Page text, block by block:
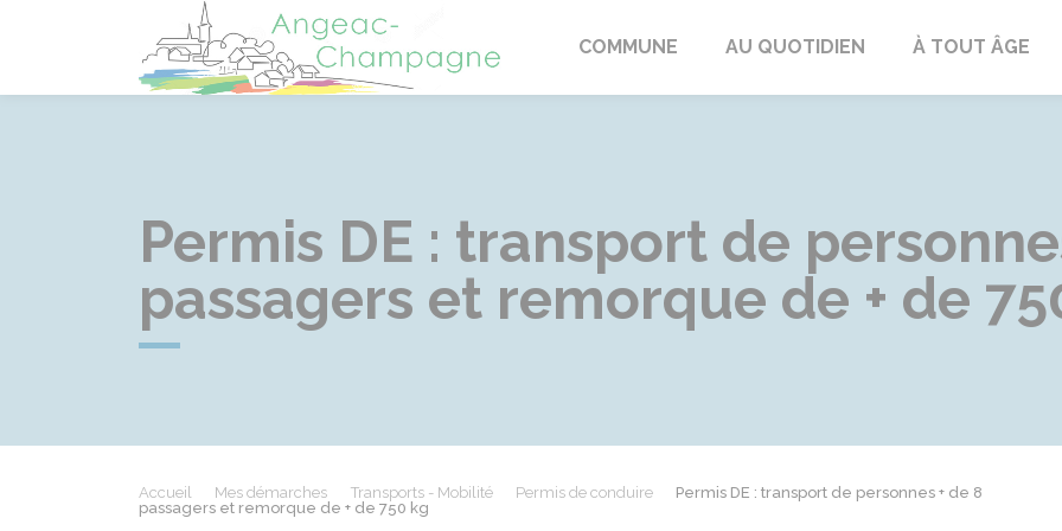
Angeac-Champagne
COMMUNE AU QUOTIDIEN À TOUT ÂGE
Permis DE : transport de
passagers et remorque de + de
Accueil Mes démarches Transports - Mobilité Permis de conduire
Permis DE : transport de personnes + de 8
passagers et remorque de + de 750 kg